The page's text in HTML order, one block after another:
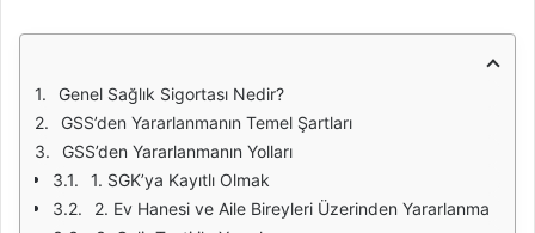
Genel Sağlık Sigortası Nedir?
GSS’den Yararlanmanın Temel Şartları
GSS’den Yararlanmanın Yolları
1. SGK’ya Kayıtlı Olmak
2. Ev Hanesi ve Aile Bireyleri Üzerinden Yararlanma